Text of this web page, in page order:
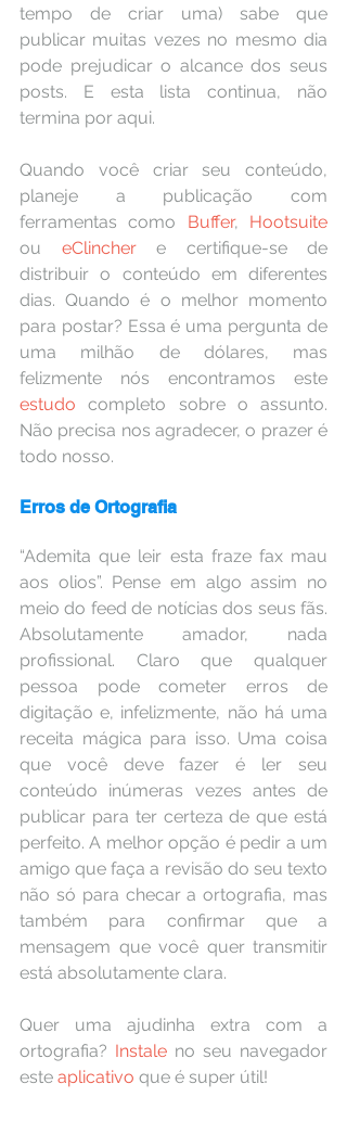
tempo de criar uma) sabe que
publicar muitas vezes no mesmo dia
pode prejudicar o alcance dos seus
posts. E esta lista continua, não
termina por aqui.
Quando você criar seu conteúdo,
planeje a publicação com
ferramentas como Buffer, Hootsuite
ou eClincher e certifique-se de
distribuir o conteúdo em diferentes
dias. Quando é o melhor momento
para postar? Essa é uma pergunta de
uma milhão de dólares, mas
estudo completo sobre o assunto.
Não precisa nos agradecer, o prazer é
todo nosso.
Erros de Ortografia
“Ademita que leir esta fraze fax mau
aos olios”. Pense em algo assim no
meio do feed de notícias dos seus fãs.
Absolutamente amador, nada
profissional. Claro que qualquer
pessoa pode cometer erros de
digitação e, infelizmente, não há uma
receita mágica para isso. Uma coisa
que você deve fazer é ler seu
conteúdo inúmeras vezes antes de
publicar para ter certeza de que está
perfeito. A melhor opção é pedir a um
amigo que faça a revisão do seu texto
não só para checar a ortografia, mas
também para confirmar que a
mensagem que você quer transmitir
está absolutamente clara.
Quer uma ajudinha extra com a
ortografia? Instale no seu navegador
este aplicativo que é super útil!